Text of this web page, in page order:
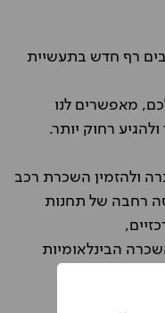
רף חדש בתעשיית
מאפשרים לנו
רחוק יותר.
ולהזמין השכרת רכב
עם פריסה רחבה של תחנות
הבינלאומיות
בתחומם.